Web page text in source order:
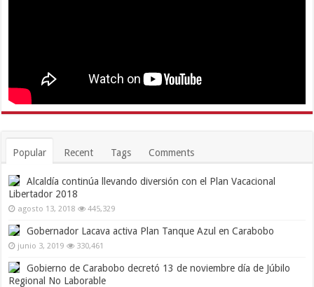
Popular Recent Tags Comments
Alcaldía continúa llevando diversión con el Plan Vacacional
Libertador 2018
agosto 13, 2018 445,329
Gobernador Lacava activa Plan Tanque Azul en Carabobo
junio 3, 2019 330,461
Gobierno de Carabobo decretó 13 de noviembre día de Júbilo
Regional No Laborable